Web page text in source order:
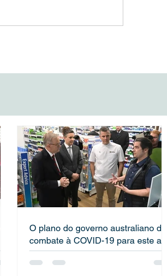
O plano do governo australiano de
combate à COVID-19 para este ano